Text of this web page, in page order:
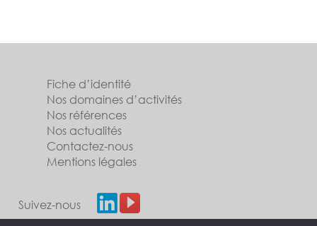
Fiche d’identité
Nos domaines d’activités
Nos références
Nos actualités
Contactez-nous
Mentions légales
Suivez-nous